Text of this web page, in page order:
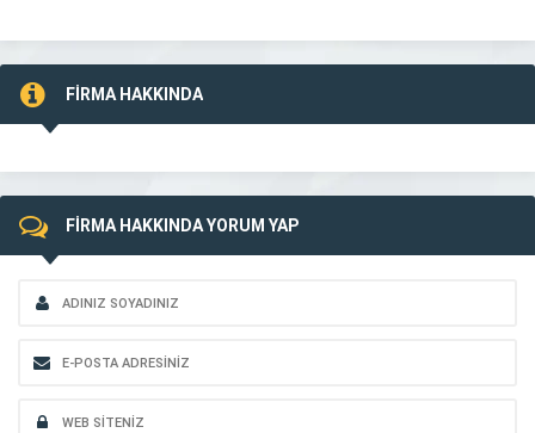
FİRMA HAKKINDA
FİRMA HAKKINDA YORUM YAP